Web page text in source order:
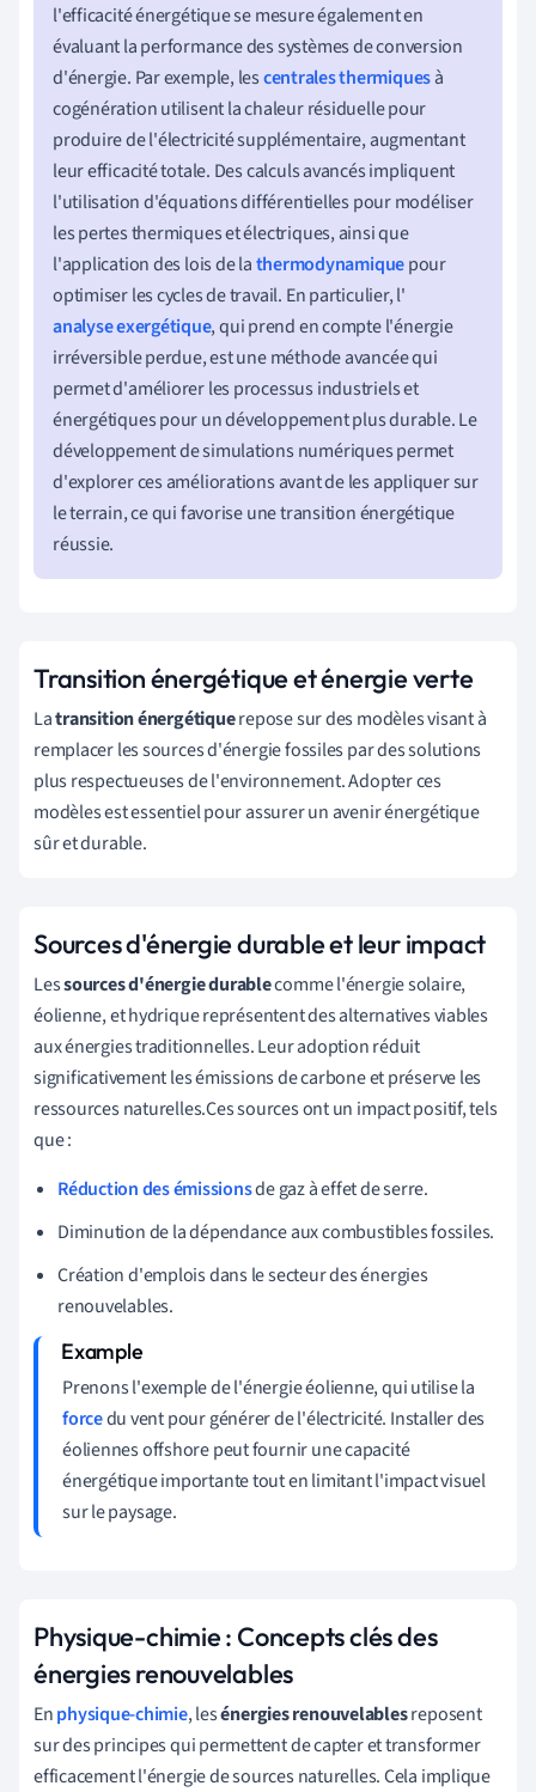
l'efficacité énergétique se mesure également en
évaluant la performance des systèmes de conversion
d'énergie. Par exemple, lescentrales thermiquesà
cogénération utilisent la chaleur résiduelle pour
produire de l'électricité supplémentaire, augmentant
leur efficacité totale. Des calculs avancés impliquent
l'utilisation d'équations différentielles pour modéliser
les pertes thermiques et électriques, ainsi que
l'application des lois de lathermodynamiquepour
optimiser les cycles de travail. En particulier, l'
analyse exergétique, qui prend en compte l'énergie
irréversible perdue, est une méthode avancée qui
permet d'améliorer les processus industriels et
énergétiques pour un développement plus durable. Le
développement de simulations numériques permet
d'explorer ces améliorations avant de les appliquer sur
le terrain, ce qui favorise une transition énergétique
réussie.
Transition énergétique et énergie verte
Latransition énergétiquerepose sur des modèles visant à
remplacer les sources d'énergie fossiles par des solutions
plus respectueuses de l'environnement. Adopter ces
modèles est essentiel pour assurer un avenir énergétique
sûr et durable.
Sources d'énergie durable et leur impact
Lessources d'énergie durablecomme l'énergie solaire,
éolienne, et hydrique représentent des alternatives viables
aux énergies traditionnelles. Leur adoption réduit
significativement les émissions de carbone et préserve les
ressources naturelles.Ces sources ont un impact positif, tels
que :
Réduction des émissionsde gaz à effet de serre.
Diminution de la dépendance aux combustibles fossiles.
Création d'emplois dans le secteur des énergies
renouvelables.
Prenons l'exemple de l'énergie éolienne, qui utilise la
forcedu vent pour générer de l'électricité. Installer des
éoliennes offshore peut fournir une capacité
énergétique importante tout en limitant l'impact visuel
sur le paysage.
Physique-chimie : Concepts clés des
énergies renouvelables
Enphysique-chimie, lesénergies renouvelablesreposent
sur des principes qui permettent de capter et transformer
efficacement l'énergie de sources naturelles. Cela implique